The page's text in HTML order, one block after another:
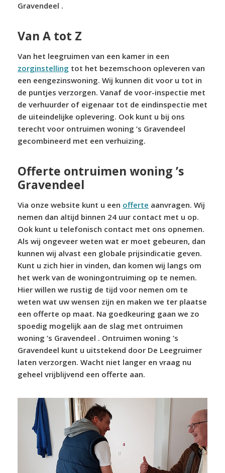
Gravendeel .
Van A tot Z
Van het leegruimen van een kamer in een
zorginstelling tot het bezemschoon opleveren van
een eengezinswoning. Wij kunnen dit voor u tot in
de puntjes verzorgen. Vanaf de voor-inspectie met
de verhuurder of eigenaar tot de eindinspectie met
de uiteindelijke oplevering. Ook kunt u bij ons
terecht voor ontruimen woning ’s Gravendeel
gecombineerd met een verhuizing.
Offerte ontruimen woning ’s
Gravendeel
Via onze website kunt u een offerte aanvragen. Wij
nemen dan altijd binnen 24 uur contact met u op.
Ook kunt u telefonisch contact met ons opnemen.
Als wij ongeveer weten wat er moet gebeuren, dan
kunnen wij alvast een globale prijsindicatie geven.
Kunt u zich hier in vinden, dan komen wij langs om
het werk van de woningontruiming op te nemen.
Hier willen we rustig de tijd voor nemen om te
weten wat uw wensen zijn en maken we ter plaatse
een offerte op maat. Na goedkeuring gaan we zo
spoedig mogelijk aan de slag met ontruimen
woning ’s Gravendeel . Ontruimen woning ’s
Gravendeel kunt u uitstekend door De Leegruimer
laten verzorgen. Wacht niet langer en vraag nu
geheel vrijblijvend een offerte aan.